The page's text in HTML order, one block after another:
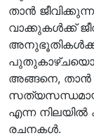
താൻ
വാക്കുകൾക്ക്
അനുഭൂതികൾക്ക്
അങ്ങനെ, താൻ
എന്ന
രചനകൾ.